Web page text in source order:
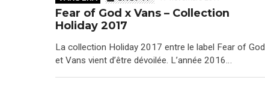
Fear of God x Vans – Collection
Holiday 2017
La collection Holiday 2017 entre le label Fear of God
et Vans vient d’être dévoilée. L’année 2016…